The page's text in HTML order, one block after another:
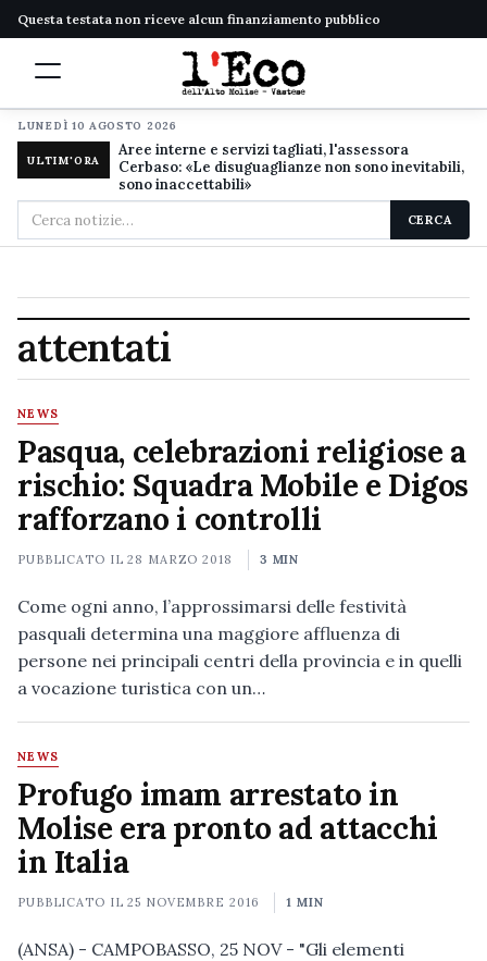
Questa testata non riceve alcun finanziamento pubblico
LUNEDÌ 10 AGOSTO 2026
ULTIM'ORA
Aree interne e servizi tagliati, l'assessora
Cerbaso: «Le disuguaglianze non sono inevitabili,
sono inaccettabili»
Cerca
nel
CERCA
attentati
NEWS
Pasqua, celebrazioni religiose a
rischio: Squadra Mobile e Digos
rafforzano i controlli
PUBBLICATO IL28 MARZO 2018 3 MIN
Come ogni anno, l’approssimarsi delle festività
pasquali determina una maggiore affluenza di
persone nei principali centri della provincia e in quelli
a vocazione turistica con un…
NEWS
Profugo imam arrestato in
Molise era pronto ad attacchi
in Italia
PUBBLICATO IL25 NOVEMBRE 2016 1 MIN
(ANSA) - CAMPOBASSO, 25 NOV - "Gli elementi